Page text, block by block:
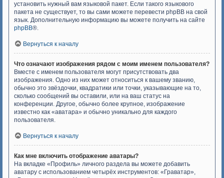
установить нужный вам языковой пакет. Если такого языкового
пакета не существует, то вы сами можете перевести phpBB на свой
язык. Дополнительную информацию вы можете получить на сайте
phpBB®.
Вернуться к началу
Что означают изображения рядом с моим именем пользователя?
Вместе с именем пользователя могут присутствовать два
изображения. Одно из них может относиться к вашему званию,
обычно это звёздочки, квадратики или точки, указывающие на то,
сколько сообщений вы оставили, или на ваш статус на
конференции. Другое, обычно более крупное, изображение
известно как «аватара» и обычно уникально для каждого
пользователя.
Вернуться к началу
Как мне включить отображение аватары?
На вкладке «Профиль» личного раздела вы можете добавить
аватару с использованием четырёх инструментов: «Граватар»,